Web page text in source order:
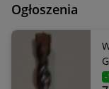
Ogłoszenia